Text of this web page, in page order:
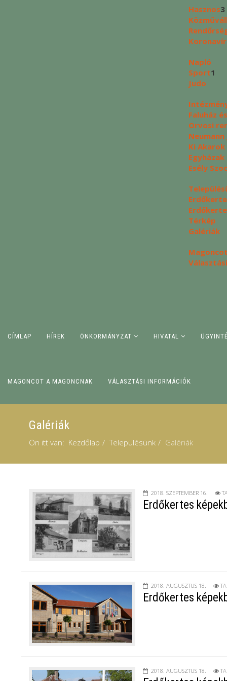
Hasznos3
Napló
Sport1
Judo
Faluház
Orvosi
Ki
Egyházak
Esély
Térkép
Galériák
CÍMLAP HÍREK ÖNKORMÁNYZAT HIVATAL
MAGONCOT A MAGONCNAK VÁLASZTÁSI INFORMÁCIÓK
Galériák
Ön itt van: Kezdőlap Településünk Galériák
2018. SZEPTEMBER 16.
Erdőkertes
2018. AUGUSZTUS 18.
Erdőkertes
2018. AUGUSZTUS 18.